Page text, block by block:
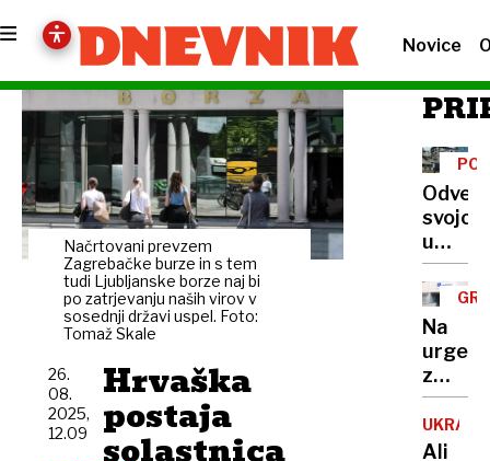
Novice
Načrtovani prevzem
Zagrebačke burze in s tem
tudi Ljubljanske borze naj bi
po zatrjevanju naših virov v
sosednji državi uspel. Foto:
Tomaž Skale
Hrvaška
postaja
26.
08.
2025,
12.09
PO
za
tožba
Na
z
90-
letno
mamo
Ali